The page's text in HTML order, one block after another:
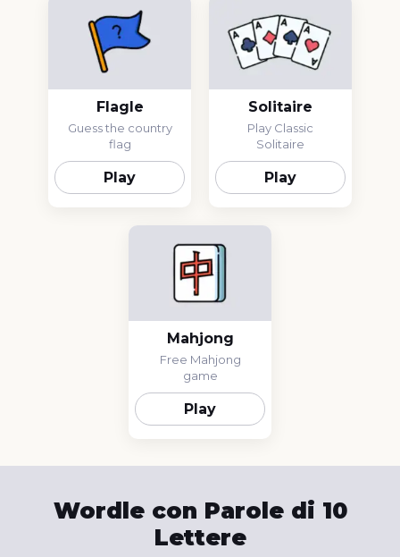
Flagle
Guess the country
flag
Play
Solitaire
Play Classic
Solitaire
Play
Mahjong
Free Mahjong
game
Play
Wordle con Parole di 10
Lettere